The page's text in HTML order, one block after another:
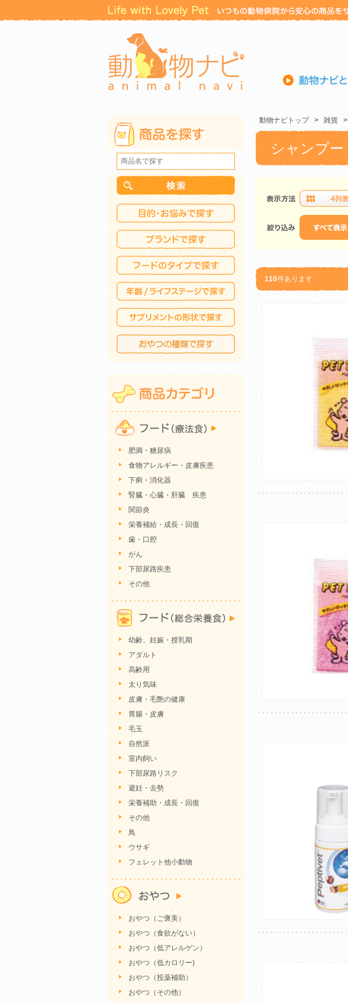
動物ナビトップ > 雑貨 >
シャンプー
110件あります
肥満・糖尿病
食物アレルギー・皮膚疾患
下痢・消化器
腎臓・心臓・肝臓 疾患
関節炎
栄養補給・成長・回復
歯・口腔
がん
下部尿路疾患
その他
幼齢、妊娠・授乳期
アダルト
高齢用
太り気味
皮膚・毛艶の健康
胃腸・皮膚
毛玉
自然派
室内飼い
下部尿路リスク
避妊・去勢
栄養補助・成長・回復
その他
鳥
ウサギ
フェレット他小動物
おやつ（ご褒美）
おやつ（食欲がない）
おやつ（低アレルゲン）
おやつ（低カロリー)
おやつ（投薬補助）
おやつ（その他）